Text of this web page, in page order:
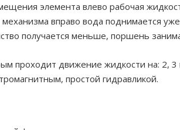
элемента влево рабочая
вправо вода поднимается
получается меньше, поршень
проходит движение жидкости на: 2,
простой гидравликой.